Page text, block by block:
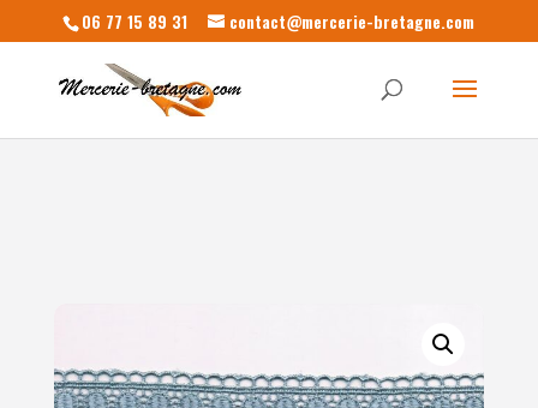
06 77 15 89 31 contact@mercerie-bretagne.com